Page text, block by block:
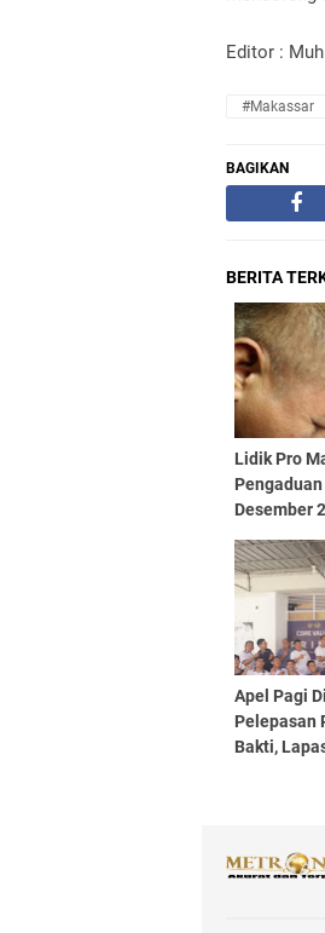
Editor :
#Makassar
BAGIKAN
BERITA
Lidik Pro
Desember
Apel Pagi
Pelepasan
Bakti,